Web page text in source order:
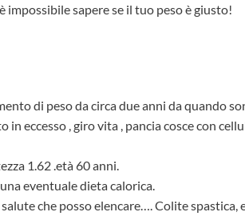
impossibile sapere se il tuo peso è giusto!
di peso da circa due anni da quando
eccesso , giro vita , pancia cosce con
1.62 .età 60 anni.
eventuale dieta calorica.
che posso elencare…. Colite spastica,